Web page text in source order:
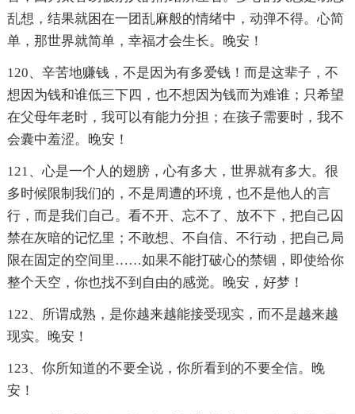
乱想，结果就困在一团乱麻般的情绪中，动弹不得。心简
单，那世界就简单，幸福才会生长。晚安！
120、辛苦地赚钱，不是因为有多爱钱！而是这辈子，不
想因为钱和谁低三下四，也不想因为钱而为难谁；只希望
在父母年老时，我可以有能力分担；在孩子需要时，我不
会囊中羞涩。晚安！
121、心是一个人的翅膀，心有多大，世界就有多大。很
多时候限制我们的，不是周遭的环境，也不是他人的言
行，而是我们自己。看不开、忘不了、放不下，把自己囚
禁在灰暗的记忆里；不敢想、不自信、不行动，把自己局
限在固定的空间里……如果不能打破心的禁锢，即使给你
整个天空，你也找不到自由的感觉。晚安，好梦！
122、所谓成熟，是你越来越能接受现实，而不是越来越
现实。晚安！
123、你所知道的不要全说，你所看到的不要全信。晚
安！